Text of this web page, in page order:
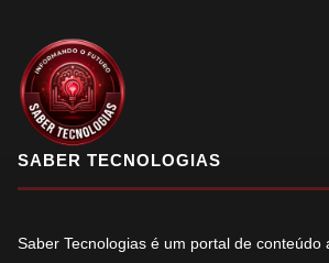
SABER TECNOLOGIAS
Saber Tecnologias é um portal de conteúdo